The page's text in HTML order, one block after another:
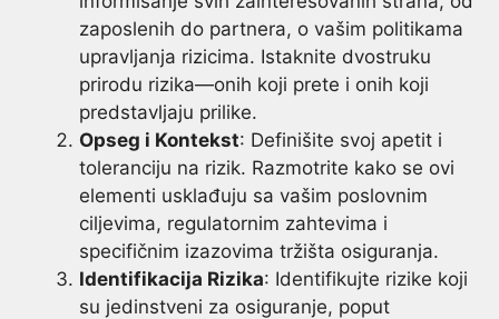
zaposlenih do partnera, o vašim politikama
upravljanja rizicima. Istaknite dvostruku
prirodu rizika—onih koji prete i onih koji
predstavljaju prilike.
Opseg i Kontekst: Definišite svoj apetit i
toleranciju na rizik. Razmotrite kako se ovi
elementi usklađuju sa vašim poslovnim
ciljevima, regulatornim zahtevima i
specifičnim izazovima tržišta osiguranja.
Identifikacija Rizika: Identifikujte rizike koji
su jedinstveni za osiguranje, poput